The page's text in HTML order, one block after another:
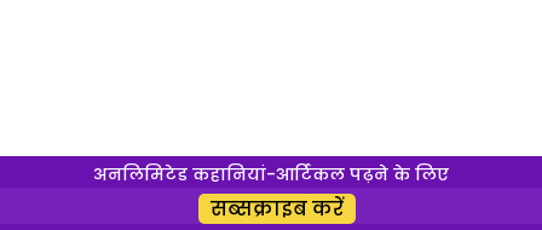
अनलिमिटेड कहानियां-आर्टिकल पढ़ने के लिए
सब्सक्राइब करें